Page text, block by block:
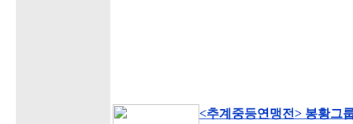
<추계중등연맹전> 봉황그